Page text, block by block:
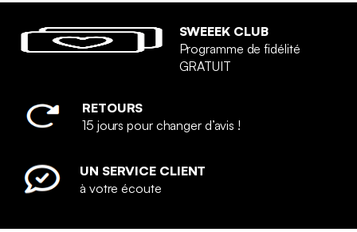
SWEEEK CLUB
Programme de fidélité
GRATUIT
RETOURS
15 jours pour changer d’avis !
UN SERVICE CLIENT
à votre écoute